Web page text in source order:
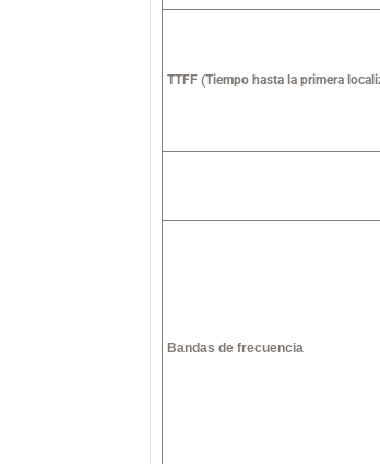
TTFF (Tiempo hasta la primera
Bandas de frecuencia